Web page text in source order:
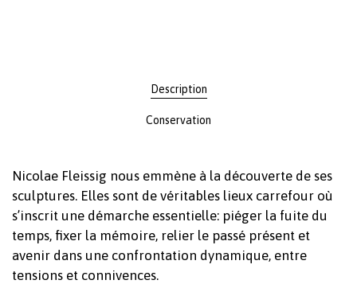
Revenir à l'Artotek
Description
Conservation
Nicolae Fleissig nous emmène à la découverte de ses
sculptures. Elles sont de véritables lieux carrefour où
s’inscrit une démarche essentielle: piéger la fuite du
temps, fixer la mémoire, relier le passé présent et
avenir dans une confrontation dynamique, entre
tensions et connivences.